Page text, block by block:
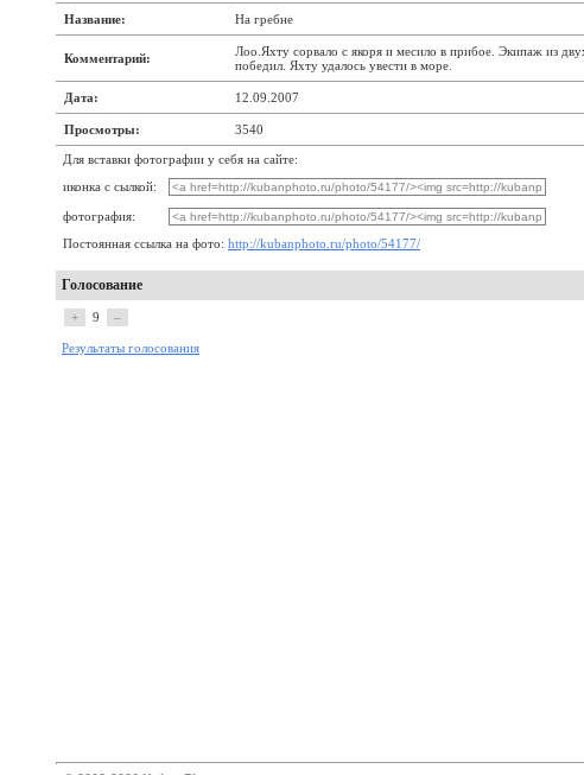
Название: На гребне
Комментарий:
Лоо.Яхту сорвало с якоря и месило в прибое. Экипаж из
победил. Яхту удалось увести в море.
Дата: 12.09.2007
Просмотры: 3540
Для вставки фотографии у себя на сайте:
иконка с сылкой:
фотография:
Постоянная ссылка на фото: http://kubanphoto.ru/photo/54177/
Голосование
+ 9 –
Результаты голосования